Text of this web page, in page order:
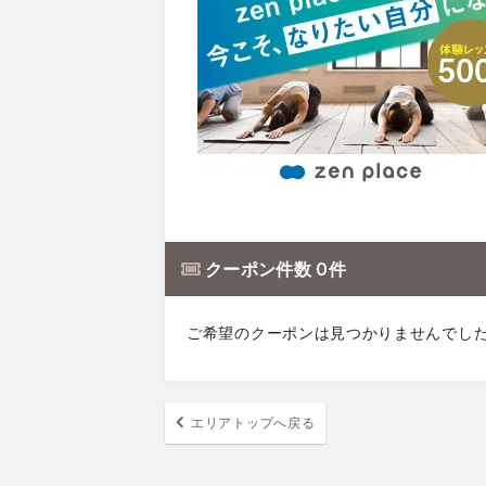
クーポン件数 0 件
ご希望のクーポンは見つかりませんでし
エリアトップへ戻る